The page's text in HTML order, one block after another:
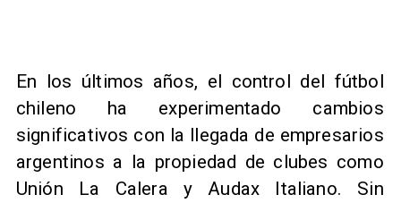
En los últimos años, el control del fútbol
chileno ha experimentado cambios
significativos con la llegada de empresarios
argentinos a la propiedad de clubes como
Unión La Calera y Audax Italiano. Sin